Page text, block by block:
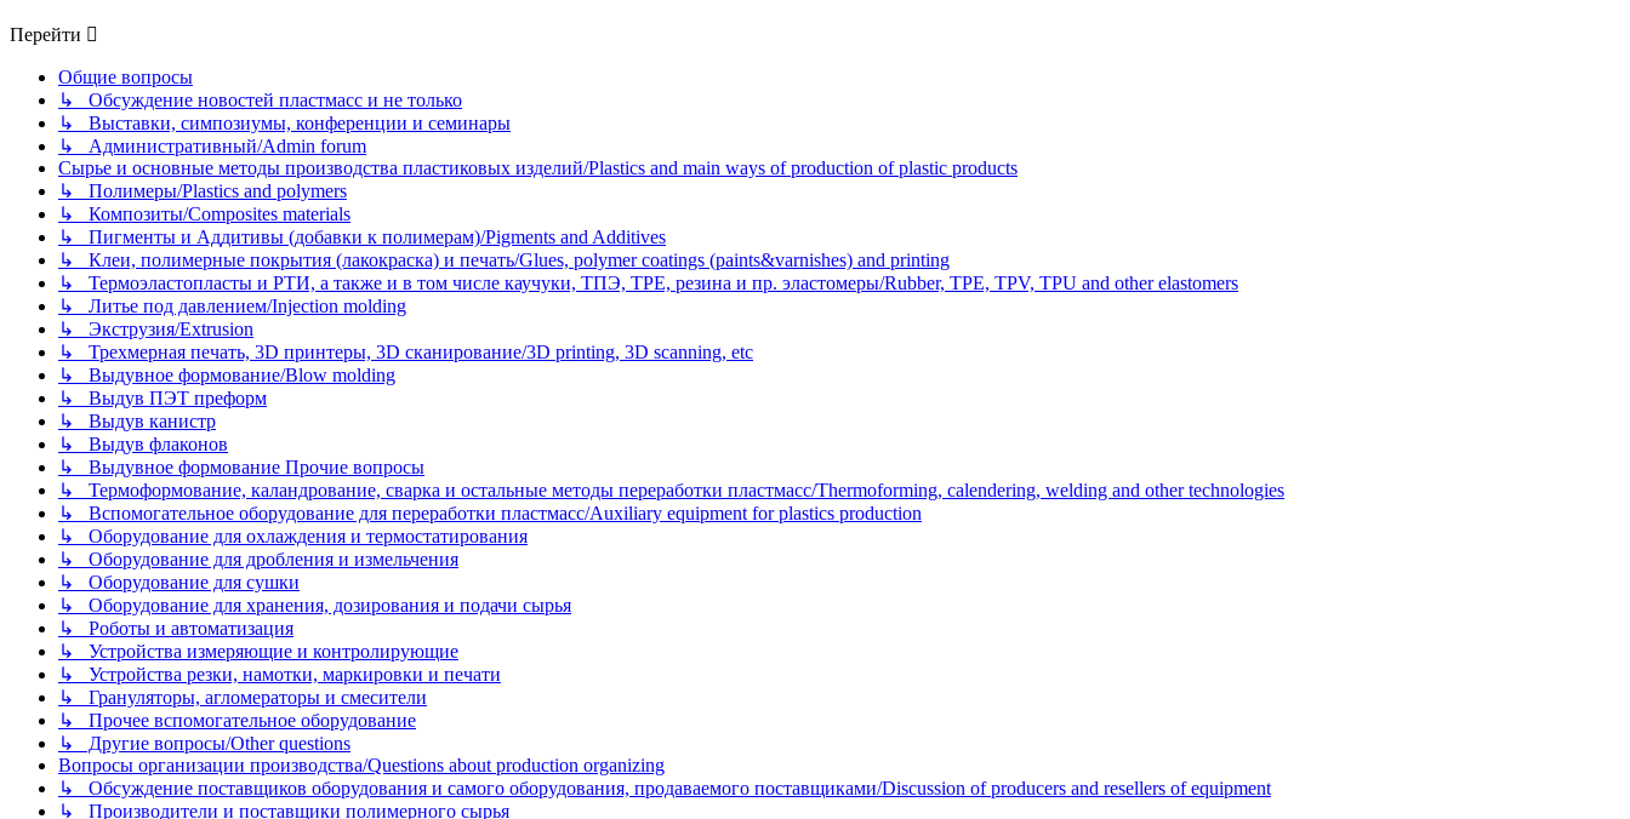
Перейти
Общие вопросы
↳ Обсуждение новостей пластмасс и не только
↳ Выставки, симпозиумы, конференции и семинары
↳ Административный/Admin forum
Сырье и основные методы производства пластиковых изделий/Plastics and main ways of production of plastic products
↳ Полимеры/Plastics and polymers
↳ Композиты/Сomposites materials
↳ Пигменты и Аддитивы (добавки к полимерам)/Pigments and Additives
↳ Клеи, полимерные покрытия (лакокраска) и печать/Glues, polymer coatings (paints&varnishes) and printing
↳ Термоэластопласты и РТИ, а также и в том числе каучуки, ТПЭ, TPE, резина и пр. эластомеры/Rubber, TPE, TPV, TPU and other elastomers
↳ Литье под давлением/Injection molding
↳ Экструзия/Extrusion
↳ Трехмерная печать, 3D принтеры, 3D сканирование/3D printing, 3D scanning, etc
↳ Выдувное формование/Blow molding
↳ Выдув ПЭТ преформ
↳ Выдув канистр
↳ Выдув флаконов
↳ Выдувное формование Прочие вопросы
↳ Термоформование, каландрование, сварка и остальные методы переработки пластмасс/Thermoforming, calendering, welding and other technologies
↳ Вспомогательное оборудование для переработки пластмасс/Auxiliary equipment for plastics production
↳ Оборудование для охлаждения и термостатирования
↳ Оборудование для дробления и измельчения
↳ Оборудование для сушки
↳ Оборудование для хранения, дозирования и подачи сырья
↳ Роботы и автоматизация
↳ Устройства измеряющие и контролирующие
↳ Устройства резки, намотки, маркировки и печати
↳ Грануляторы, агломераторы и смесители
↳ Прочее вспомогательное оборудование
↳ Другие вопросы/Other questions
Вопросы организации производства/Questions about production organizing
↳ Обсуждение поставщиков оборудования и самого оборудования, продаваемого поставщиками/Discussion of producers and resellers of equipment
↳ Производители и поставщики полимерного сырья